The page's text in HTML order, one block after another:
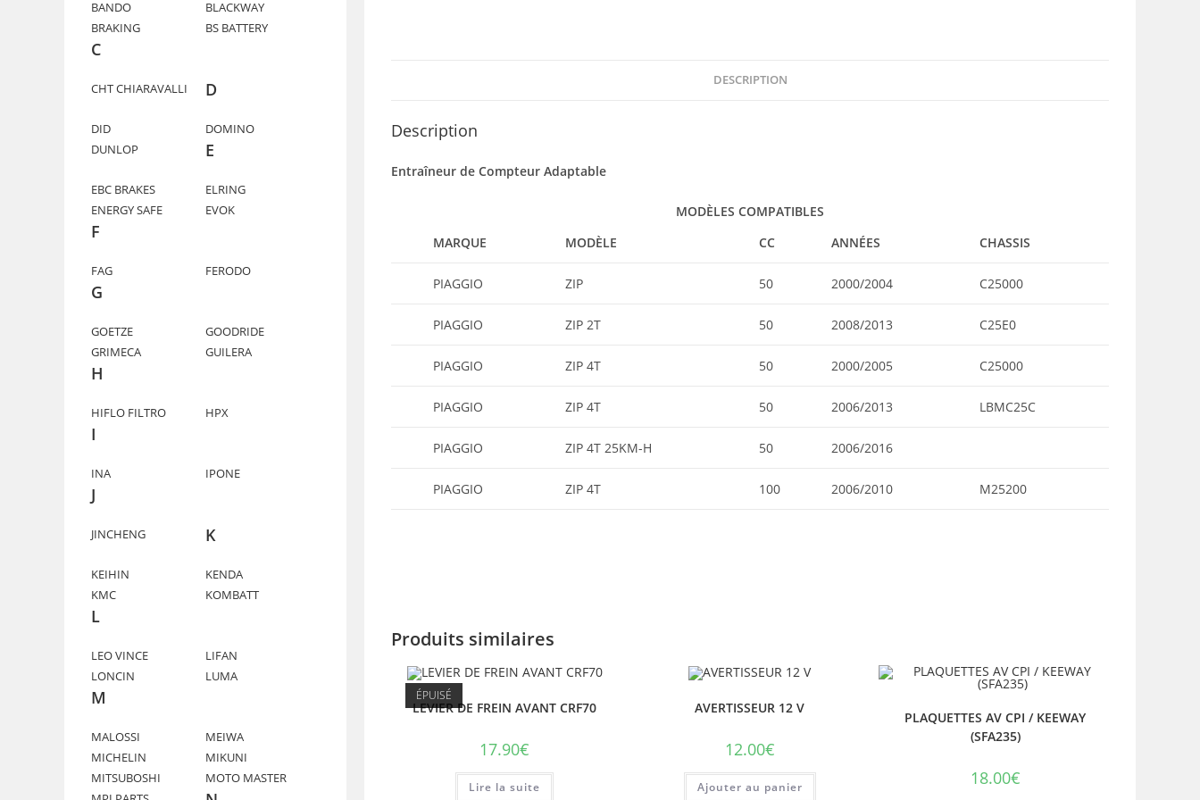
DESCRIPTION
Description
Entraîneur de Compteur Adaptable
MODÈLES COMPATIBLES
MARQUE
MODÈLE CC ANNÉES CHASSIS
PIAGGIO ZIP 50 2000/2004 C25000
PIAGGIO ZIP 2T 50 2008/2013 C25E0
PIAGGIO ZIP 4T 50 2000/2005 C25000
PIAGGIO ZIP 4T 50 2006/2013 LBMC25C
PIAGGIO ZIP 4T 25KM-H 50 2006/2016
PIAGGIO ZIP 4T 100 2006/2010 M25200
Produits similaires
ÉPUISÉ
LEVIER DE FREIN AVANT CRF70
17.90€
Lire la suite
AVERTISSEUR 12 V
12.00€
Ajouter au panier
PLAQUETTES AV CPI / KEEWAY
(SFA235)
18.00€
BANDO
BLACKWAY
BRAKING
BS BATTERY
C
CHT CHIARAVALLI D
DID
DOMINO
DUNLOP
E
EBC BRAKES
ELRING
ENERGY SAFE
EVOK
F
FAG FERODO
G
GOETZE
GOODRIDE
GRIMECA
GUILERA
H
HIFLO FILTRO HPX
I
INA IPONE
J
JINCHENG K
KEIHIN
KENDA
KMC
KOMBATT
L
LEO VINCE
LIFAN
LONCIN
LUMA
M
MALOSSI
MEIWA
MICHELIN
MIKUNI
MITSUBOSHI
MOTO MASTER